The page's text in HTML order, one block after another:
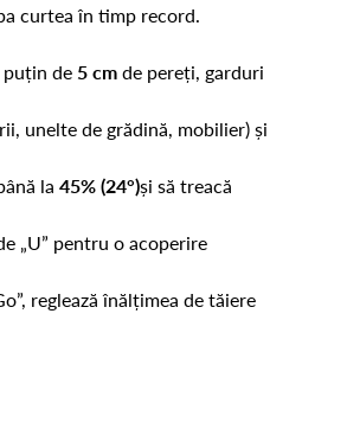
curtea în timp record.
puțin de 5 cm de pereți, garduri
unelte de grădină, mobilier) și
la 45% (24°)și să treacă
„U” pentru o acoperire
reglează înălțimea de tăiere